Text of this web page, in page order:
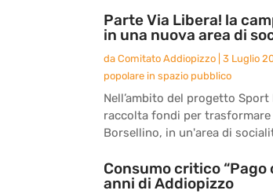
Parte Via Libera! la
in una nuova area di
da Comitato Addiopizzo 3 Luglio
popolare in spazio pubblico
Nell’ambito del progetto
raccolta fondi per trasformare
Borsellino, in un'area di
Consumo critico “Pago
anni di Addiopizzo